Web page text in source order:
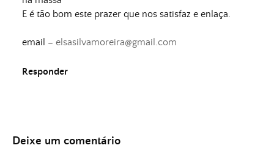
E é tão bom este prazer que nos satisfaz e enlaça.
email – elsasilvamoreira@gmail.com
Responder
Deixe um comentário